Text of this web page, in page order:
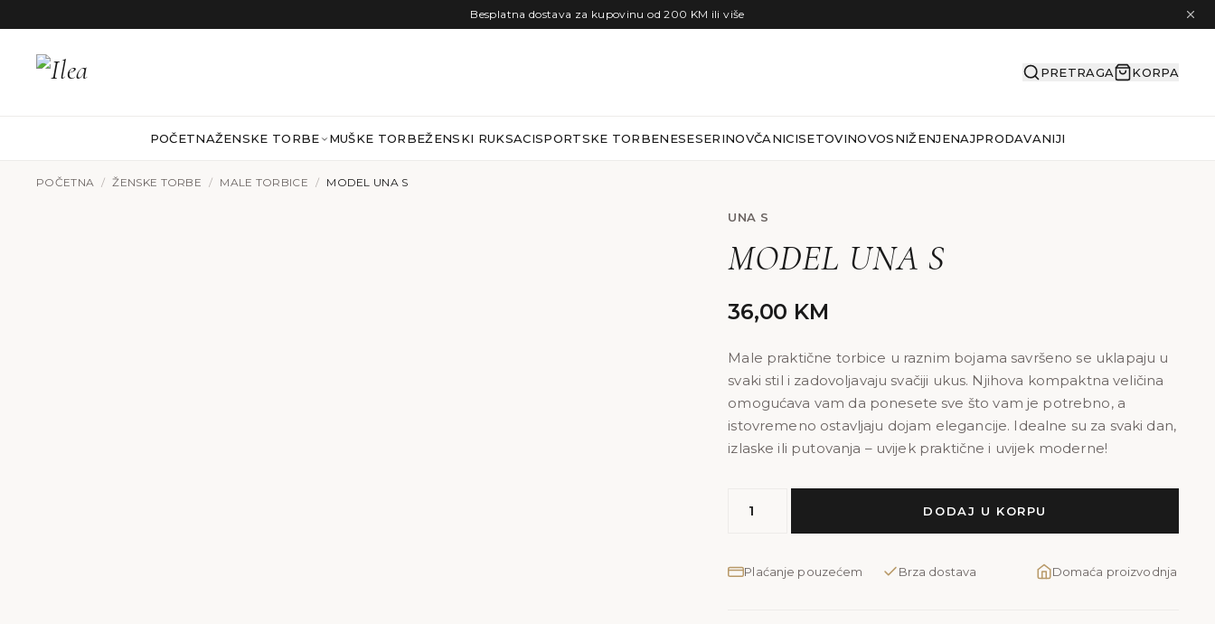
Besplatna dostava za kupovinu od 200 KM ili više
PRETRAGA KORPA
POČETNAŽENSKE TORBE MUŠKE TORBEŽENSKI RUKSACISPORTSKE TORBENESESERINOVČANICISETOVINOVOSNIŽENJENAJPRODAVANIJI
POČETNA / ŽENSKE TORBE / MALE TORBICE / MODEL UNA S
UNA S
MODEL UNA S
36,00 KM
Male praktične torbice u raznim bojama savršeno se uklapaju u
svaki stil i zadovoljavaju svačiji ukus. Njihova kompaktna veličina
omogućava vam da ponesete sve što vam je potrebno, a
istovremeno ostavljaju dojam elegancije. Idealne su za svaki dan,
izlaske ili putovanja – uvijek praktične i uvijek moderne!
UNA
količina
DODAJ U KORPU
Plaćanje pouzećem Brza dostava Domaća proizvodnja